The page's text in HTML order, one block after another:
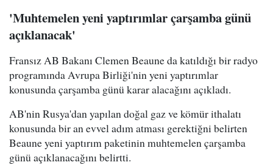
'Muhtemelen yeni yaptırımlar çarşamba günü
açıklanacak'
Fransız AB Bakanı Clemen Beaune da katıldığı bir radyo
programında Avrupa Birliği'nin yeni yaptırımlar
konusunda çarşamba günü karar alacağını açıkladı.
AB'nin Rusya'dan yapılan doğal gaz ve kömür ithalatı
konusunda bir an evvel adım atması gerektiğni belirten
Beaune yeni yaptırım paketinin muhtemelen çarşamba
günü açıklanacağını belirtti.